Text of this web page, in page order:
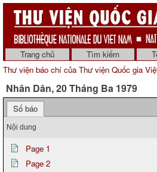
Trang chủ Tìm kiếm
Thư viện báo chí của Thư viện Quốc gia
Nhân Dân, 20 Tháng Ba 1979
Số báo
Nội dung
Page 1
Page 2